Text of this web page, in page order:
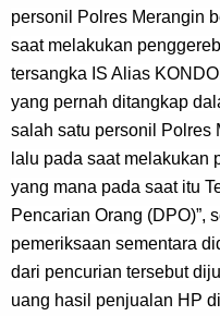
personil Polres Merangin
saat melakukan
tersangka IS Alias
yang pernah ditangkap
salah satu personil Polres
lalu pada saat melakukan
yang mana pada saat itu
Pencarian Orang (DPO)”,
pemeriksaan sementara
dari pencurian tersebut
uang hasil penjualan HP